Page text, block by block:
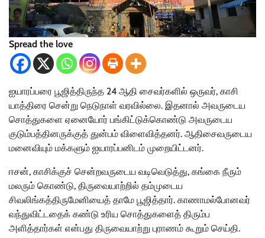
Spread the love
ஐயாரப்பரை பூஜித்திருந்த 24 ஆதி சைவர்களில் ஒருவர், காசி
யாத்திரை சென்று நெடுநாள் வரவில்லை. இதனால் அவருடைய
சொத்துகளை ஏனையோர் பங்கிட்டுக்கொண்டு அவருடைய
குடும்பத்தினருக்குத் துன்பம் விளைவித்தனர். ஆதிசைவருடைய
மனைவியும் மக்களும் ஐயாரப்பனிடம் முறையிட்டனர்.
ஈசன், காசிக்குச் சென்றவருடைய வடிவெடுத்து, கங்கை நீரும்
மலரும் கொண்டு, திருவையாற்றில் தம்முடைய
சிவலிங்கத்திருமேனியைத் தாமே பூஜித்தார். காணாமல்போனவர்
வந்துவிட்டதைக் கண்டு உரிய சொத்துகளைத் திரும்ப
அளித்தார்கள் என்பது திருவையாற்று புராணம் கூறும் செய்தி.